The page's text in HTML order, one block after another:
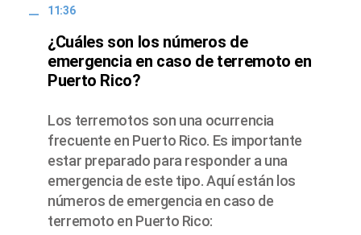
11:36
¿Cuáles son los números de
emergencia en caso de terremoto en
Puerto Rico?
Los terremotos son una ocurrencia
frecuente en Puerto Rico. Es importante
estar preparado para responder a una
emergencia de este tipo. Aquí están los
números de emergencia en caso de
terremoto en Puerto Rico: